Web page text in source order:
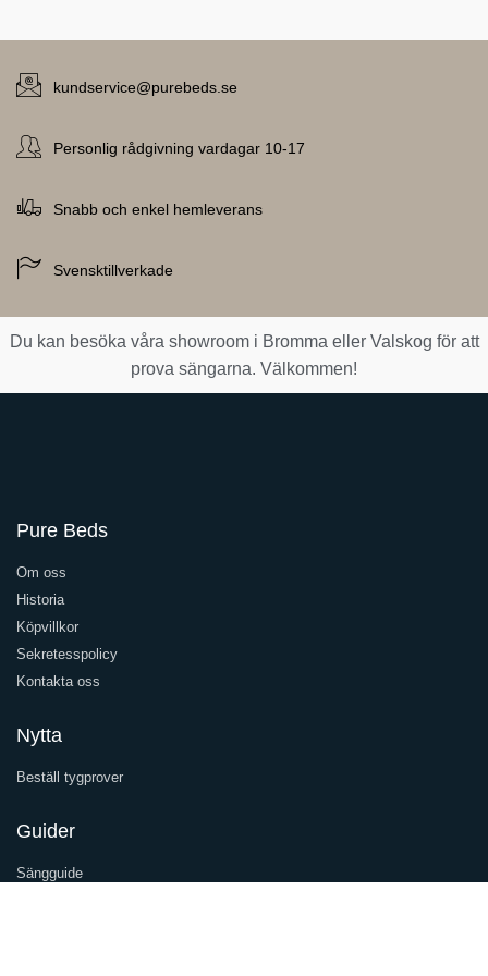
kundservice@purebeds.se
Personlig rådgivning vardagar 10-17
Snabb och enkel hemleverans
Svensktillverkade
Du kan besöka våra showroom i Bromma eller Valskog för att
prova sängarna. Välkommen!
Pure Beds
Om oss
Historia
Köpvillkor
Sekretesspolicy
Kontakta oss
Nytta
Beställ tygprover
Guider
Sängguide